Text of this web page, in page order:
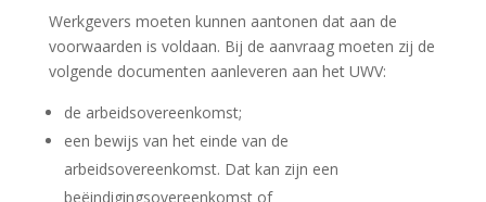
Werkgevers moeten kunnen aantonen dat aan de
voorwaarden is voldaan. Bij de aanvraag moeten zij de
volgende documenten aanleveren aan het UWV:
de arbeidsovereenkomst;
een bewijs van het einde van de
arbeidsovereenkomst. Dat kan zijn een
beëindigingsovereenkomst of